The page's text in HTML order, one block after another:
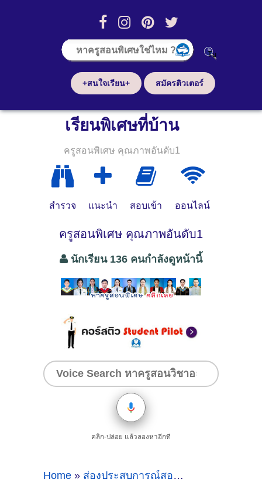
+สนใจเรียน+ สมัครติวเตอร์
เรียนพิเศษที่บ้าน
ครูสอนพิเศษ คุณภาพอันดับ1
สำรวจ แนะนำ สอบเข้า ออนไลน์
ครูสอนพิเศษ คุณภาพอันดับ1
นักเรียน 136 คนกำลังดูหน้านี้
คลิก-ปล่อย แล้วลองหาอีกที
Home » ส่องประสบการณ์สอนคณิตศาสตร์